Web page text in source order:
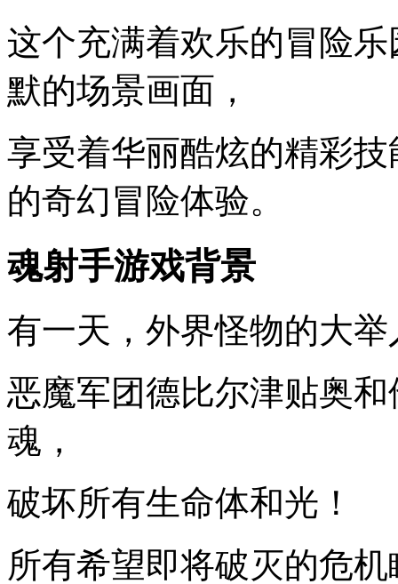
这个充满着欢乐的冒险
默的场景画面，
享受着华丽酷炫的精彩
的奇幻冒险体验。
魂射手游戏背景
有一天，外界怪物的大
恶魔军团德比尔津贴奥
魂，
破坏所有生命体和光！
所有希望即将破灭的危